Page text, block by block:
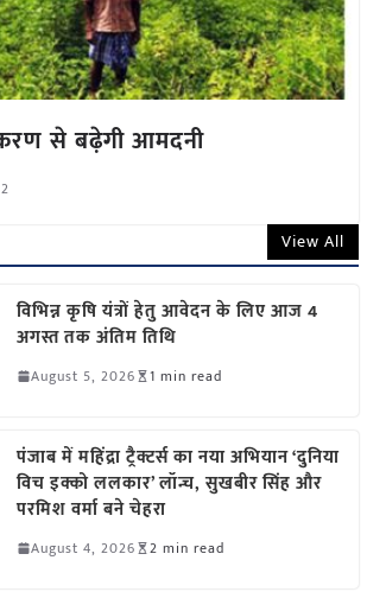
से बढ़ेगी आमदनी
View All
विभिन्न कृषि यंत्रों हेतु आवेदन के लिए आज 4
अगस्त तक अंतिम तिथि
August 5, 2026 1 min read
पंजाब में महिंद्रा ट्रैक्टर्स का नया अभियान ‘दुनिया
विच इक्को ललकार’ लॉन्च, सुखबीर सिंह और
परमिश वर्मा बने चेहरा
August 4, 2026 2 min read